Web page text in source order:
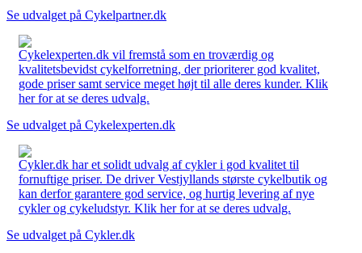
Se udvalget på Cykelpartner.dk
Cykelexperten.dk vil fremstå som en troværdig og
kvalitetsbevidst cykelforretning, der prioriterer god kvalitet,
gode priser samt service meget højt til alle deres kunder. Klik
her for at se deres udvalg.
Se udvalget på Cykelexperten.dk
Cykler.dk har et solidt udvalg af cykler i god kvalitet til
fornuftige priser. De driver Vestjyllands største cykelbutik og
kan derfor garantere god service, og hurtig levering af nye
cykler og cykeludstyr. Klik her for at se deres udvalg.
Se udvalget på Cykler.dk